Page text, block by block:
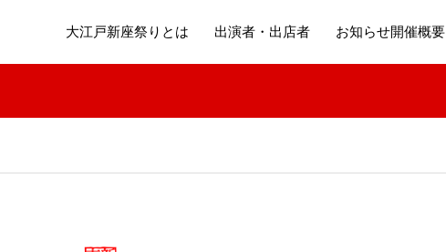
大江戸新座祭りとは 出演者・出店者 お知らせ開催概要